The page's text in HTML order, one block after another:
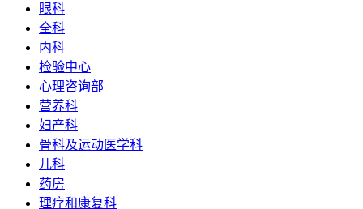
眼科
全科
内科
检验中心
心理咨询部
营养科
妇产科
骨科及运动医学科
儿科
药房
理疗和康复科